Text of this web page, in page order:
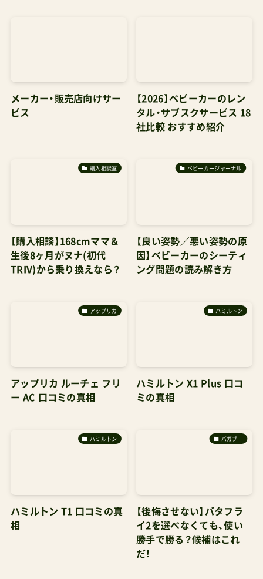
メーカー・販売店向けサー
ビス
【2026】ベビーカーのレン
タル・サブスクサービス 18
社比較 おすすめ紹介
購入相談室
【購入相談】168cmママ＆
生後8ヶ月がヌナ(初代
TRIV)から乗り換えなら？
ベビーカージャーナル
【良い姿勢／悪い姿勢の原
因】ベビーカーのシーティ
ング問題の読み解き方
アップリカ
アップリカ ルーチェ フリ
ー AC 口コミの真相
ハミルトン
ハミルトン X1 Plus 口コ
ミの真相
ハミルトン
ハミルトン T1 口コミの真
相
バガブー
【後悔させない】バタフラ
イ2を選べなくても、使い
勝手で勝る？候補はこれ
だ！